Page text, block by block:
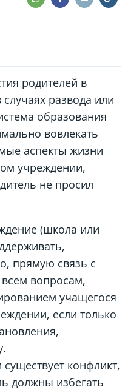
родителей в
развода или
образования
вовлекать
аспекты жизни
учреждении,
не просил
(школа или
прямую связь с
вопросам,
учащегося
если только
конфликт,
должны избегать